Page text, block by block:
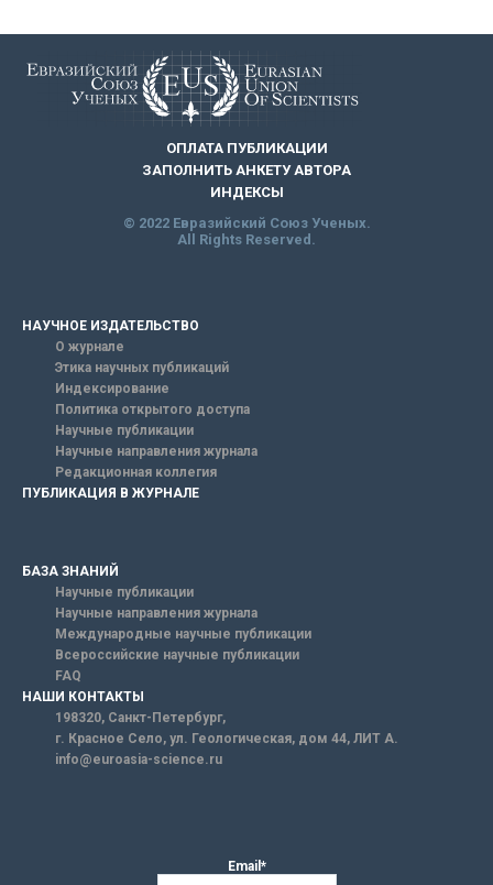
ОПЛАТА ПУБЛИКАЦИИ
ЗАПОЛНИТЬ АНКЕТУ АВТОРА
ИНДЕКСЫ
© 2022 Евразийский Союз Ученых.
All Rights Reserved.
НАУЧНОЕ ИЗДАТЕЛЬСТВО
О журнале
Этика научных публикаций
Индексирование
Политика открытого доступа
Научные публикации
Научные направления журнала
Редакционная коллегия
ПУБЛИКАЦИЯ В ЖУРНАЛЕ
БАЗА ЗНАНИЙ
Научные публикации
Научные направления журнала
Международные научные публикации
Всероссийские научные публикации
FAQ
НАШИ КОНТАКТЫ
198320, Санкт-Петербург,
г. Красное Село, ул. Геологическая, дом 44, ЛИТ А.
info@euroasia-science.ru
Email*